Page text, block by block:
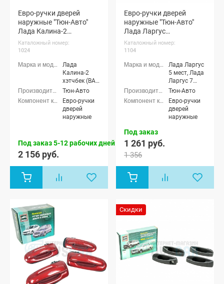
Евро-ручки дверей
наружные "Тюн-Авто"
Лада Калина-2
(окрашенные)
Каталожный номер:
1024
Лада
Калина-2
хэтчбек (ВАЗ
2192), Лада
Калина-2
универсал
(ВАЗ 2194)
Тюн-Авто
Евро-ручки
дверей
наружные
Под заказ 5-12 рабочих дней
2 156 руб.
Евро-ручки дверей
наружные "Тюн-Авто"
Лада Ларгус
(неокрашенные)
Каталожный номер:
1104
Лада Ларгус
5 мест, Лада
Ларгус 7
мест, Лада
Ларгус
Кросс 5
мест, Лада
Ларгус
Ларгус FL
Тюн-Авто
Евро-ручки
дверей
наружные
Под заказ
1 261 руб.
1 356
Скидки